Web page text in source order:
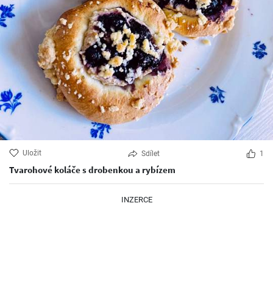
Uložit Sdílet 1
Tvarohové koláče s drobenkou a rybízem
INZERCE